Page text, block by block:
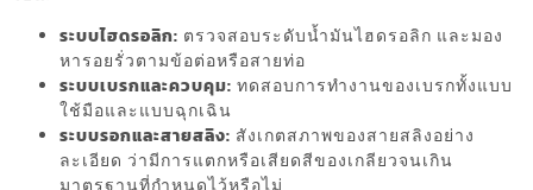
ระบบไฮดรอลิก: ตรวจสอบระดับน้ำมันไฮดรอลิก และมอง
หารอยรั่วตามข้อต่อหรือสายท่อ
ระบบเบรกและควบคุม: ทดสอบการทำงานของเบรกทั้งแบบ
ใช้มือและแบบฉุกเฉิน
ระบบรอกและสายสลิง: สังเกตสภาพของสายสลิงอย่าง
ละเอียด ว่ามีการแตกหรือเสียดสีของเกลียวจนเกิน